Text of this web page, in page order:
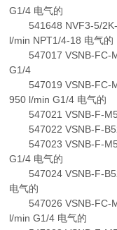
G1/4 电气的
541648 NVF3-5/2K-
l/min NPT1/4-18 电气的
547017 VSNB-FC-
G1/4
547019 VSNB-FC-
950 l/min G1/4 电气的
547021 VSNB-F-
547022 VSNB-F-
547023 VSNB-F-
G1/4 电气的
547024 VSNB-F-
电气的
547026 VSNB-FC-
l/min G1/4 电气的